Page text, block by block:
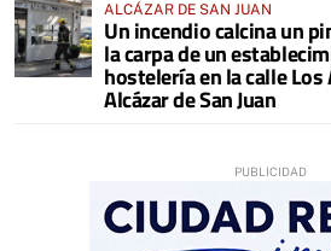
ALCÁZAR DE SAN JUAN
Un incendio calcina un
la carpa de un
hostelería en la calle Los
Alcázar de San Juan